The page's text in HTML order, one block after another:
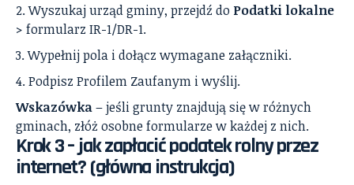
Wyszukaj urząd gminy, przejdź do Podatki lokalne
> formularz IR-1/DR-1.
Wypełnij pola i dołącz wymagane załączniki.
Podpisz Profilem Zaufanym i wyślij.
Wskazówka– jeśli grunty znajdują się w różnych
gminach, złóż osobne formularze w każdej z nich.
Krok 3 – jak zapłacić podatek rolny przez
internet? (główna instrukcja)